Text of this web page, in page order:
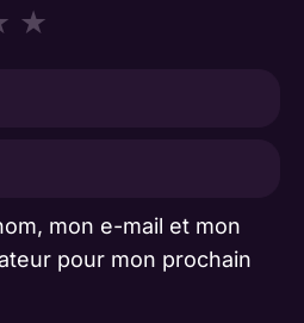
★
mon e-mail et mon
pour mon prochain